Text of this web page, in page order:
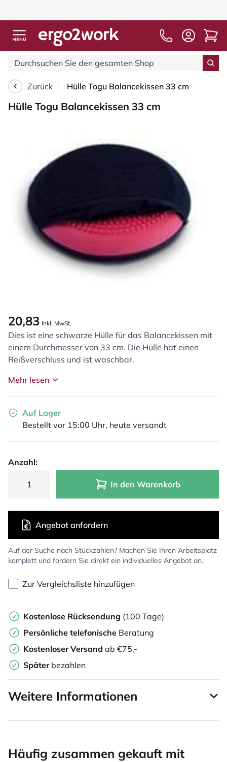
Zurück Hülle Togu Balancekissen 33 cm
Hülle Togu Balancekissen 33 cm
20,83 Inkl. MwSt.
Dies ist eine schwarze Hülle für das Balancekissen mit
einem Durchmesser von 33 cm. Die Hülle hat einen
Reißverschluss und ist waschbar.
Mehr lesen
Auf Lager
Bestellt vor 15:00 Uhr, heute versandt
Anzahl:
In den Warenkorb
Auf der Suche nach Stückzahlen? Machen Sie Ihren Arbeitsplatz
komplett und fordern Sie direkt ein individuelles Angebot an.
Angebot anfordern
Zur Vergleichsliste hinzufügen
Kostenlose Rücksendung (100 Tage)
Persönliche telefonische Beratung
Kostenloser Versand ab €75,-
Später bezahlen
Weitere Informationen
Häufig zusammen gekauft mit